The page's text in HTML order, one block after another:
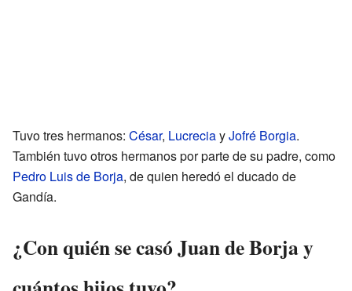
Tuvo tres hermanos: César, LucreciayJofré Borgia.
También tuvo otros hermanos por parte de su padre, como
Pedro Luis de Borja, de quien heredó el ducado de
Gandía.
¿Con quién se casó Juan de Borja y